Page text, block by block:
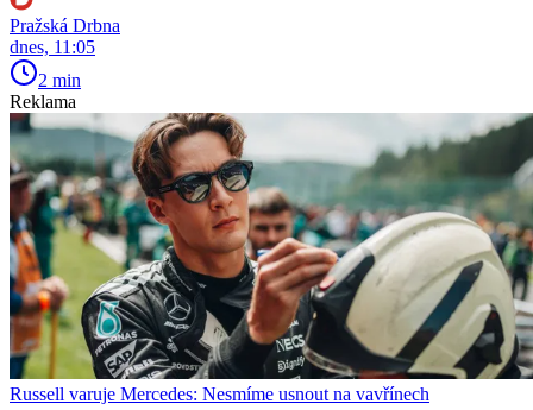
Pražská Drbna
dnes, 11:05
2 min
Reklama
Russell varuje Mercedes: Nesmíme usnout na vavřínech